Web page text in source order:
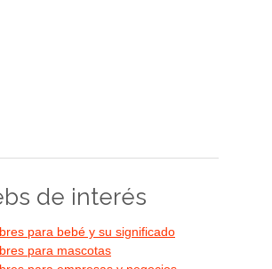
de interés
para bebé y su significado
para mascotas